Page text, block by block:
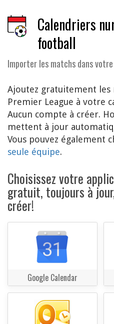
Calendriers
football
Importer les matchs dans
Ajoutez gratuitement les
Premier League à votre
Aucun compte à créer.
mettent à jour
Vous pouvez également
seule équipe.
Choisissez votre
gratuit, toujours à
créer!
Google Calendar